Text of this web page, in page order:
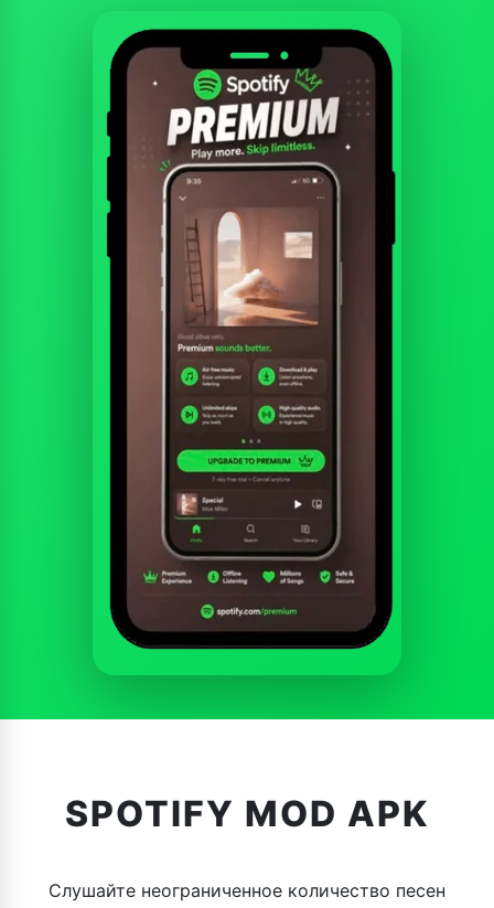
SPOTIFY MOD APK
Слушайте неограниченное количество песен